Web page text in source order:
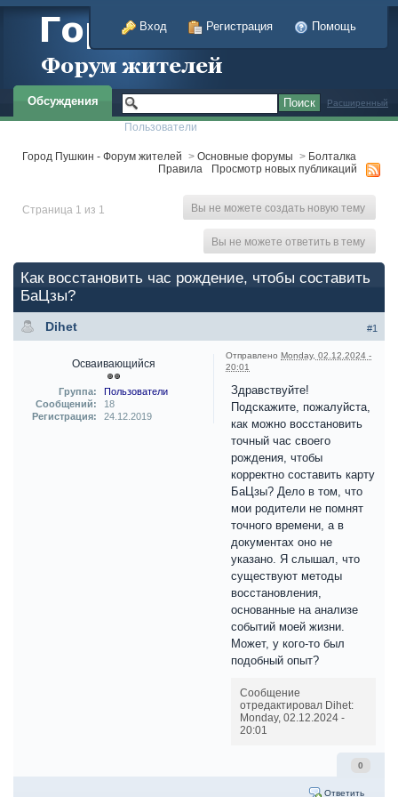
Вход Регистрация Помощь
Расширенный
Обсуждения
Пользователи
Город Пушкин - Форум жителей > Основные форумы > Болталка
Правила
Просмотр новых публикаций
Страница 1 из 1 Вы не можете создать новую тему
Вы не можете ответить в тему
Как восстановить час рождение, чтобы составить
БаЦзы?
#1
Dihet
Осваивающийся
Группа:
Пользователи
Сообщений:
18
Регистрация:
24.12.2019
Отправлено Monday, 02.12.2024 -
20:01
Здравствуйте!
Подскажите, пожалуйста,
как можно восстановить
точный час своего
рождения, чтобы
корректно составить карту
БаЦзы? Дело в том, что
мои родители не помнят
точного времени, а в
документах оно не
указано. Я слышал, что
существуют методы
восстановления,
основанные на анализе
событий моей жизни.
Может, у кого-то был
подобный опыт?
Сообщение
отредактировал Dihet:
Monday, 02.12.2024 -
20:01
0
Ответить